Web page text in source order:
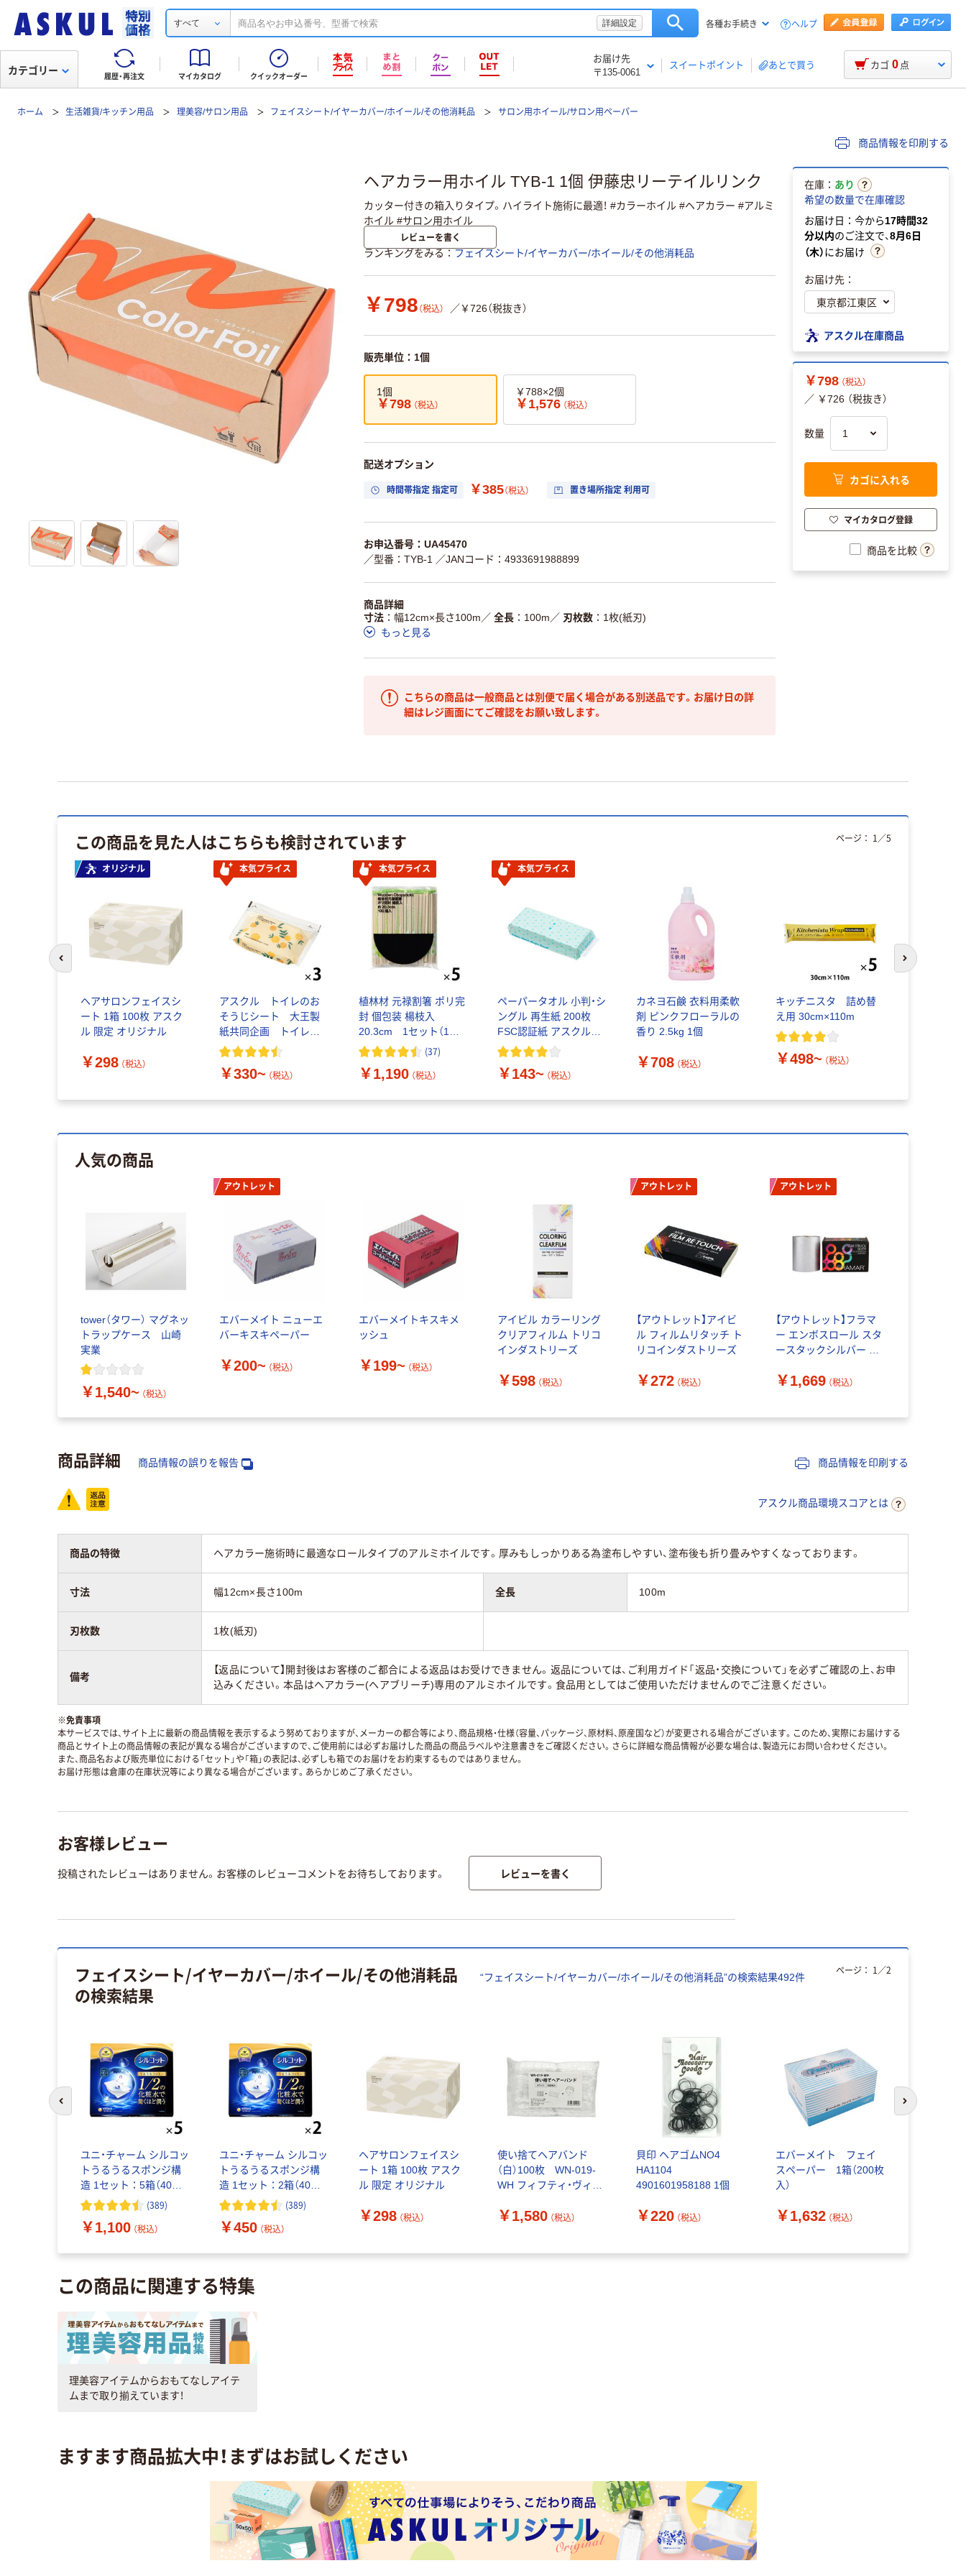
すべて 詳細設定 各種お手続き ヘルプ
履歴・再注文 マイカタログ クイックオーダー
お届け先
〒135-0061
スイートポイント あとで買う
カテゴリー カゴ 0 点
ホーム 生活雑貨/キッチン用品 理美容/サロン用品 フェイスシート/イヤーカバー/ホイール/その他消耗品 サロン用ホイール/サロン用ペーパー
商品情報を印刷する
ヘアカラー用ホイル TYB-1 1個 伊藤忠リーテイルリンク
カッター付きの箱入りタイプ。ハイライト施術に最適！ #カラーホイル #ヘアカラー #アルミ
ホイル #サロン用ホイル
レビューを書く
ランキングをみる フェイスシート/イヤーカバー/ホイール/その他消耗品
￥798 （税込） ／￥726（税抜き）
販売単位：1個
1個
￥798 （税込）
￥788×2個
￥1,576 （税込）
配送オプション
時間帯指定 指定可 ￥385（税込） 置き場所指定 利用可
お申込番号：UA45470
／型番：TYB-1 ／JANコード：4933691988899
商品詳細
寸法
幅12cm×長さ100m ／ 全長 100m ／ 刃枚数
1枚(紙刃)
もっと見る
こちらの商品は一般商品とは別便で届く場合がある別送品です。お届け日の詳
細はレジ画面にてご確認をお願い致します。
在庫： あり
希望の数量で在庫確認
お届け日：今から17時間32
分以内のご注文で、8月6日
（木）にお届け
お届け先：
アスクル在庫商品
￥798 （税込）
／ ￥726 （税抜き）
数量
カゴに入れる
マイカタログ登録
商品を比較
この商品を見た人はこちらも検討されています
オリジナル
ヘアサロンフェイスシ
ート 1箱 100枚 アスク
ル 限定 オリジナル
￥298 （税込）
本気プライス
アスクル トイレのお
そうじシート 大王製
紙共同企画 トイレク
リーナー トイレシー
￥330~ （税込）
本気プライス
植林材 元禄割箸 ポリ完
封 個包装 楊枝入
20.3cm 1セット（1袋
（100膳入）×5） オリジナ
(37)
￥1,190 （税込）
本気プライス
ペーパータオル 小判・シ
ングル 再生紙 200枚
FSC認証紙 アスクルオ
リジナル
￥143~ （税込）
カネヨ石鹸 衣料用柔軟
剤 ピンクフローラルの
香り 2.5kg 1個
￥708 （税込）
キッチニスタ 詰め替
え用 30cm×110m
￥498~ （税込）
ページ： 1 ／5
次のスライド
人気の商品
tower（タワー） マグネッ
トラップケース 山崎
実業
￥1,540~ （税込）
アウトレット
エバーメイト ニューエ
バーキスキペーパー
￥200~ （税込）
エバーメイトキスキメ
ッシュ
￥199~ （税込）
アイビル カラーリング
クリアフィルム トリコ
インダストリーズ
￥598 （税込）
アウトレット
【アウトレット】アイビ
ル フィルムリタッチ ト
リコインダストリーズ
￥272 （税込）
アウトレット
【アウトレット】フラマ
ー エンボスロール スタ
ースタックシルバー R-
ダストリーズ
￥1,669 （税込）
商品詳細 商品情報の誤りを報告 商品情報を印刷する
アスクル商品環境スコアとは
商品の特徴 ヘアカラー施術時に最適なロールタイプのアルミホイルです。厚みもしっかりある為塗布しやすい、塗布後も折り畳みやすくなっております。
寸法 幅12cm×長さ100m 全長 100m
刃枚数 1枚(紙刃)
備考
【返品について】開封後はお客様のご都合による返品はお受けできません。返品については、ご利用ガイド「返品・交換について」を必ずご確認の上、お申
込みください。本品はヘアカラー(ヘアブリーチ)専用のアルミホイルです。食品用としてはご使用いただけませんのでご注意ください。
※免責事項
本サービスでは、サイト上に最新の商品情報を表示するよう努めておりますが、メーカーの都合等により、商品規格・仕様（容量、パッケージ、原材料、原産国など）が変更される場合がございます。このため、実際にお届けする
商品とサイト上の商品情報の表記が異なる場合がございますので、ご使用前には必ずお届けした商品の商品ラベルや注意書きをご確認ください。さらに詳細な商品情報が必要な場合は、製造元にお問い合わせください。
また、商品名および販売単位における「セット」や「箱」の表記は、必ずしも箱でのお届けをお約束するものではありません。
お届け形態は倉庫の在庫状況等により異なる場合がございます。あらかじめご了承ください。
お客様レビュー
投稿されたレビューはありません。お客様のレビューコメントをお待ちしております。 レビューを書く
フェイスシート/イヤーカバー/ホイール/その他消耗品
の検索結果
“フェイスシート/イヤーカバー/ホイール/その他消耗品”の検索結果492件
ユニ・チャーム シルコッ
トうるうるスポンジ構
造 1セット：5箱（40枚
入×5箱） コットンパフ
(389)
￥1,100 （税込）
ユニ・チャーム シルコッ
トうるうるスポンジ構
造 1セット：2箱（40枚
入×2箱） コットンパフ
(389)
￥450 （税込）
ヘアサロンフェイスシ
ート 1箱 100枚 アスク
ル 限定 オリジナル
￥298 （税込）
使い捨てヘアバンド
（白）100枚 WN-019-
WH フィフティ・ヴィジ
￥1,580 （税込）
貝印 ヘアゴムNO4
HA1104
4901601958188 1個
￥220 （税込）
エバーメイト フェイ
スペーパー 1箱（200枚
入）
￥1,632 （税込）
ページ： 1／2
前のスライドへ 次のスライド
この商品に関連する特集
理美容アイテムからおもてなしアイテ
ムまで取り揃えています！
ますます商品拡大中！まずはお試しください